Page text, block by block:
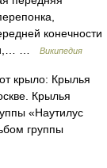
конечности
…
Википедия
крыло: Крылья
Крылья
«Наутилус
группы